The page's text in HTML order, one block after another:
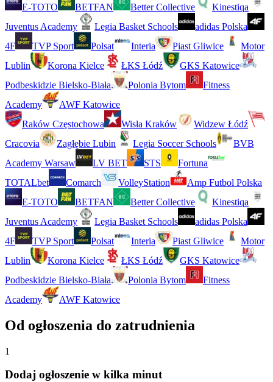
E-TOTO
BETFAN Better Collective
Kinestiqa
Juventus Academy
Legia Basket Schools
adidas Polska
4F
TVP Sport Polsat Interia Piast Gliwice
Motor
Lublin
Korona Kielce ŁKS Łódź
GKS Katowice
Podbeskidzie Bielsko-Biała
Polonia Bytom
Fitness
Academy
AWF Katowice
Raków Częstochowa
Wisła Kraków
Widzew Łódź
Cracovia
Zagłębie Lubin Legia Soccer Schools
BVB
Academy Warsaw
LV BET STS
Fortuna
TOTALbet
Comarch VolleyStation
Amp Futbol Polska
E-TOTO
BETFAN Better Collective
Kinestiqa
Juventus Academy
Legia Basket Schools
adidas Polska
4F
TVP Sport Polsat Interia Piast Gliwice
Motor
Lublin
Korona Kielce ŁKS Łódź
GKS Katowice
Podbeskidzie Bielsko-Biała
Polonia Bytom
Fitness
Academy
AWF Katowice
Od ogłoszenia do zatrudnienia
1
Dodaj ogłoszenie w kilka minut